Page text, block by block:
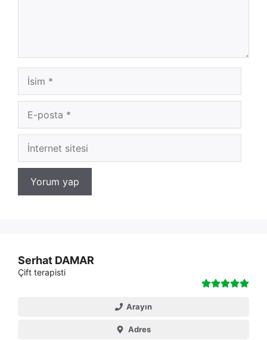
İsim
posta
İnternet
sitesi
Serhat DAMAR
Çift terapisti
Arayın
Adres